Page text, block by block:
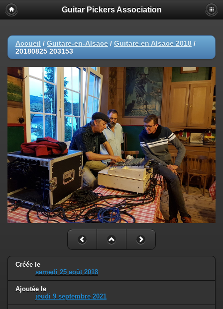
Guitar Pickers Association
Accueil / Guitare-en-Alsace / Guitare en Alsace 2018 /
20180825 203153
Créée le
samedi 25 août 2018
Ajoutée le
jeudi 9 septembre 2021